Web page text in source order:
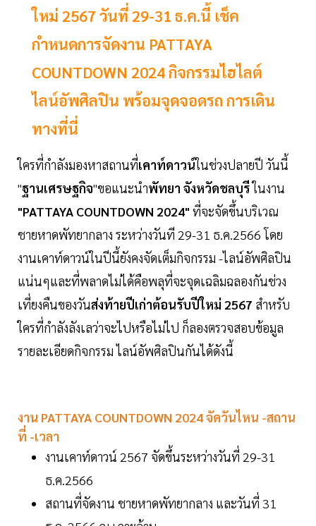
ใหม่ 2567 วันที่ 29-31 ธ.ค.นี้ เช็ค
กำหนดการจัดงาน PATTAYA
COUNTDOWN 2024 กิจกรรมไฮไลต์
ไลน์อัพศิลปิน พร้อมจุดจอดรถ การเดิน
ทางที่นี่
ใครที่กำลังมองหาสถานที่เคาท์ดาวน์ในช่วงปลายปี วันนี้
"ฐานเศรษฐกิจ"ขอแนะนำพัทยา จังหวัดชลบุรีในงาน
"PATTAYA COUNTDOWN 2024" ที่จะจัดขึ้นบริเวณ
ชายหาดพัทยากลาง ระหว่างวันที 29-31 ธ.ค.2566 โดย
งานเคาท์ดาวน์ในปีนี้ยังคงจัดเต็มกิจกรรม -ไลน์อัพศิลปิน
แน่นๆและที่พลาดไม่ได้คือพลุที่จะจุดเฉลิมฉลองกันช่วง
เที่ยงคืนของวันส่งท้ายปีเก่าต้อนรับปีใหม่ 2567 สำหรับ
ใครที่กำลังลังเลว่าจะไปหรือไม่ไป ก็ลองตรวจสอบข้อมูล
รายละเอียดกิจกรรม ไลน์อัพศิลปินกันได้ดังนี้
งาน PATTAYA COUNTDOWN 2024 จัดวันไหน -สถาน
ที่ -เวลา
งานเคาท์ดาวน์ 2567 จัดขึ้นระหว่างวันที่ 29-31
ธ.ค.2566
สถานที่จัดงาน ชายหาดพัทยากลาง และวันที่ 31